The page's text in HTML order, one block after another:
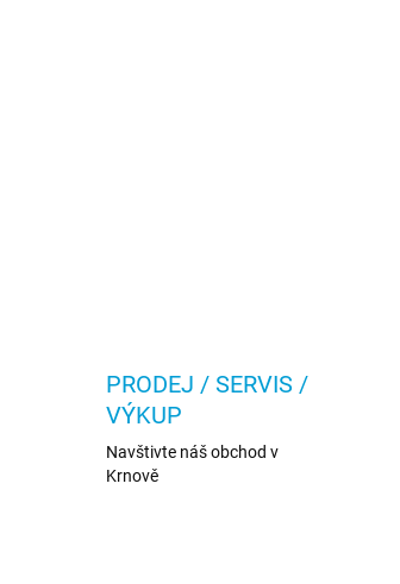
PRODEJ / SERVIS /
VÝKUP
Navštivte náš obchod v
Krnově